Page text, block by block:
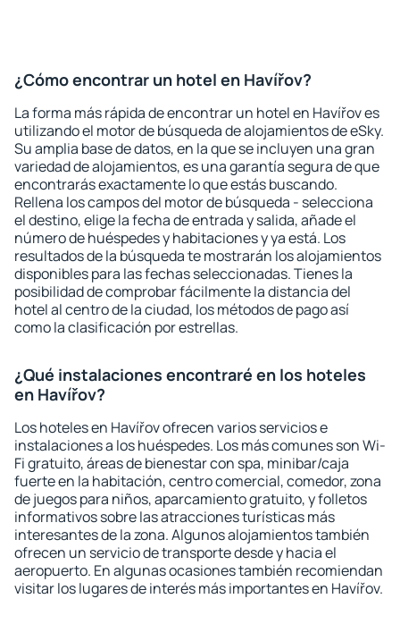
¿Cómo encontrar un hotel en Havířov?
La forma más rápida de encontrar un hotel en Havířov es
utilizando el motor de búsqueda de alojamientos de eSky.
Su amplia base de datos, en la que se incluyen una gran
variedad de alojamientos, es una garantía segura de que
encontrarás exactamente lo que estás buscando.
Rellena los campos del motor de búsqueda - selecciona
el destino, elige la fecha de entrada y salida, añade el
número de huéspedes y habitaciones y ya está. Los
resultados de la búsqueda te mostrarán los alojamientos
disponibles para las fechas seleccionadas. Tienes la
posibilidad de comprobar fácilmente la distancia del
hotel al centro de la ciudad, los métodos de pago así
como la clasificación por estrellas.
¿Qué instalaciones encontraré en los hoteles
en Havířov?
Los hoteles en Havířov ofrecen varios servicios e
instalaciones a los huéspedes. Los más comunes son Wi-
Fi gratuito, áreas de bienestar con spa, minibar/caja
fuerte en la habitación, centro comercial, comedor, zona
de juegos para niños, aparcamiento gratuito, y folletos
informativos sobre las atracciones turísticas más
interesantes de la zona. Algunos alojamientos también
ofrecen un servicio de transporte desde y hacia el
aeropuerto. En algunas ocasiones también recomiendan
visitar los lugares de interés más importantes en Havířov.